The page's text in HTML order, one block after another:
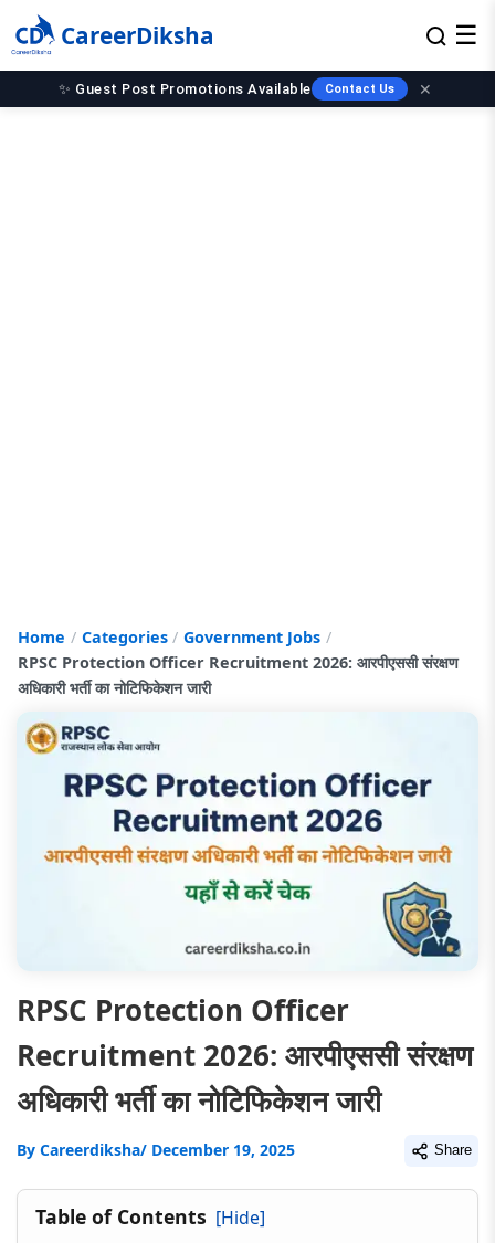
CareerDiksha ☰
✨ Guest Post Promotions Available Contact Us ✕
Home Categories
Government Jobs
RPSC Protection Officer Recruitment 2026: आरपीएससी संरक्षण
अधिकारी भर्ती का नोटिफिकेशन जारी
RPSC Protection Officer
Recruitment 2026: आरपीएससी संरक्षण
अधिकारी भर्ती का नोटिफिकेशन जारी
By Careerdiksha/ December 19, 2025 Share
Table of Contents [Hide]